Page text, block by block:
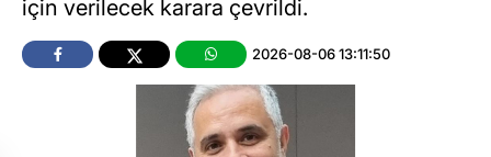
için verilecek karara çevrildi.
2026-08-06 13:11:50